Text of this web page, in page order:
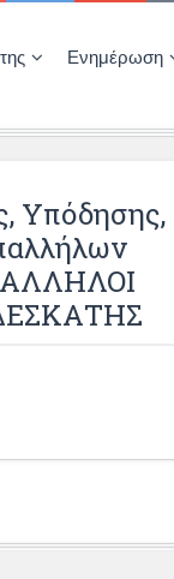
Ενημέρωση
Υπόδησης,